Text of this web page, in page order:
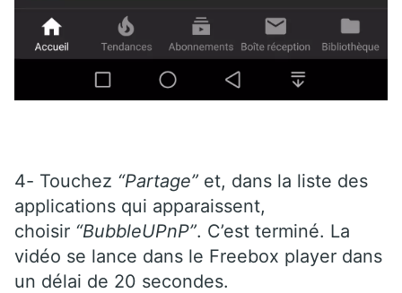
4- Touchez “Partage” et, dans la liste des
applications qui apparaissent,
choisir “BubbleUPnP”. C’est terminé. La
vidéo se lance dans le Freebox player dans
un délai de 20 secondes.